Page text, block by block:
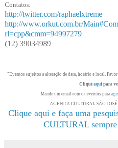
Contatos:
http://twitter.com/raphaelxtreme
http://www.orkut.com.br/
rl=cpp&cmm=94997279
(12) 39034989
"Eventos sujeitos a alteração de data, horário e local.
Clique aqui para
Mande um email com os eventos para
AGENDA CULTURAL SÃO
Clique aqui e faça uma
CULTURAL